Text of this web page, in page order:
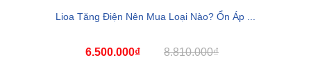
Lioa Tăng Điện Nên Mua Loại Nào? Ổn Áp ...
6.500.000₫ 8.810.000₫